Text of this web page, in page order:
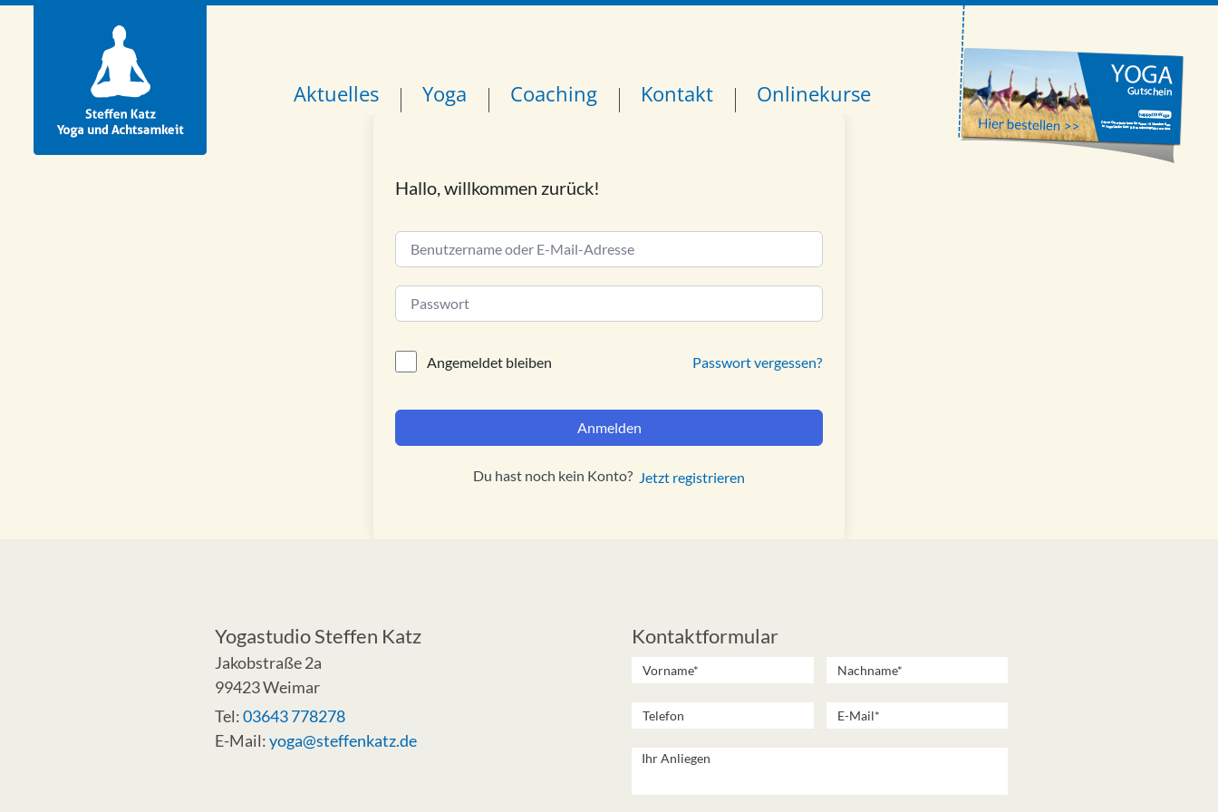
Aktuelles Yoga Coaching Kontakt Onlinekurse
Hallo, willkommen zurück!
Alternative:
Angemeldet bleiben Passwort vergessen?
Anmelden
Du hast noch kein Konto? Jetzt registrieren
Yogastudio Steffen Katz
Jakobstraße 2a
99423 Weimar
Tel:03643 778278
E-Mail:yoga@steffenkatz.de
Kontaktformular